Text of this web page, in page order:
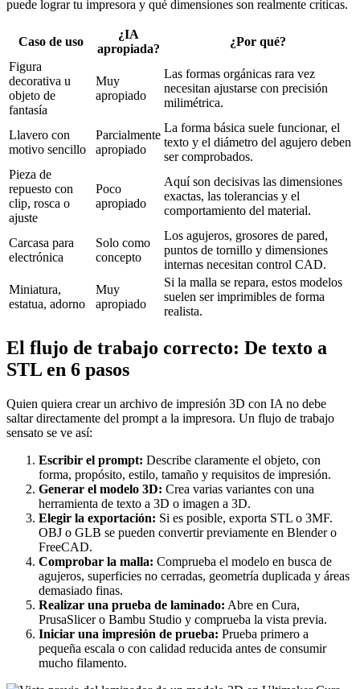
puede lograr tu impresora y qué dimensiones son realmente críticas.
Caso de uso
¿IA
apropiada?
¿Por qué?
Figura
decorativa u
objeto de
fantasía
Muy
apropiado
Las formas orgánicas rara vez
necesitan ajustarse con precisión
milimétrica.
Llavero con
motivo sencillo
Parcialmente
apropiado
La forma básica suele funcionar, el
texto y el diámetro del agujero deben
ser comprobados.
Pieza de
repuesto con
clip, rosca o
ajuste
Poco
apropiado
Aquí son decisivas las dimensiones
exactas, las tolerancias y el
comportamiento del material.
Carcasa para
electrónica
Solo como
concepto
Los agujeros, grosores de pared,
puntos de tornillo y dimensiones
internas necesitan control CAD.
Miniatura,
estatua, adorno
Muy
apropiado
Si la malla se repara, estos modelos
suelen ser imprimibles de forma
realista.
El flujo de trabajo correcto: De texto a
STL en 6 pasos
Quien quiera crear un archivo de impresión 3D con IA no debe
saltar directamente del prompt a la impresora. Un flujo de trabajo
sensato se ve así:
Escribir el prompt: Describe claramente el objeto, con
forma, propósito, estilo, tamaño y requisitos de impresión.
Generar el modelo 3D: Crea varias variantes con una
herramienta de texto a 3D o imagen a 3D.
Elegir la exportación: Si es posible, exporta STL o 3MF.
OBJ o GLB se pueden convertir previamente en Blender o
FreeCAD.
Comprobar la malla: Comprueba el modelo en busca de
agujeros, superficies no cerradas, geometría duplicada y áreas
demasiado finas.
Realizar una prueba de laminado: Abre en Cura,
PrusaSlicer o Bambu Studio y comprueba la vista previa.
Iniciar una impresión de prueba: Prueba primero a
pequeña escala o con calidad reducida antes de consumir
mucho filamento.